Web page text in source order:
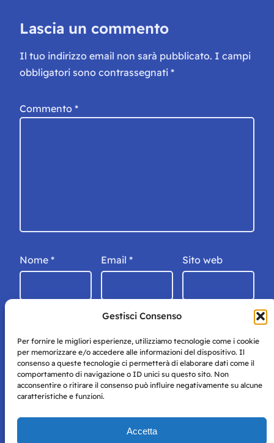
Gestisci Consenso
Per fornire le migliori esperienze, utilizziamo tecnologie come i cookie
per memorizzare e/o accedere alle informazioni del dispositivo. Il
consenso a queste tecnologie ci permetterà di elaborare dati come il
comportamento di navigazione o ID unici su questo sito. Non
acconsentire o ritirare il consenso può influire negativamente su alcune
caratteristiche e funzioni.
Accetta
Lascia un commento
Il tuo indirizzo email non sarà pubblicato. I campi
obbligatori sono contrassegnati *
Commento *
Nome * Email * Sito web
Storie di Napoli è una testata registrata presso il tribunale di